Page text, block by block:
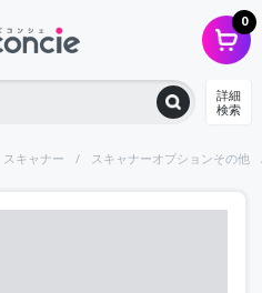
0
詳細
検索
スキャナー スキャナーオプションその他